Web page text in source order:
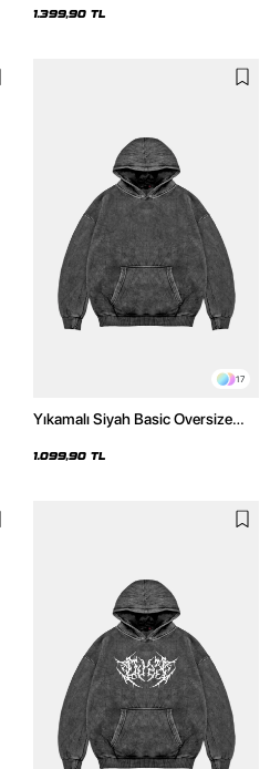
1.399,90 TL
17
Yıkamalı Siyah Basic Oversize
1.099,90 TL